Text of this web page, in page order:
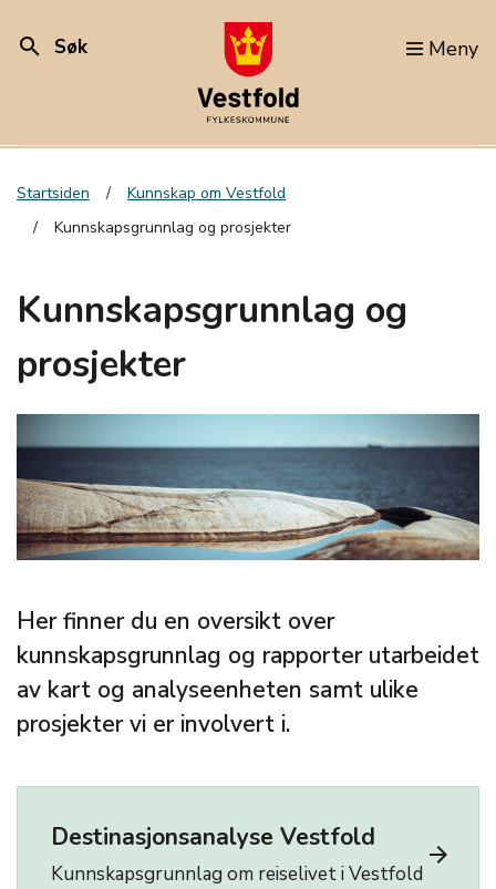
search Søk Meny
Startsiden
Kunnskap om Vestfold
Kunnskapsgrunnlag og prosjekter
Kunnskapsgrunnlag og
prosjekter
Her finner du en oversikt over
kunnskapsgrunnlag og rapporter utarbeidet
av kart og analyseenheten samt ulike
prosjekter vi er involvert i.
Destinasjonsanalyse Vestfold
Kunnskapsgrunnlag om reiselivet i Vestfold
arrow_forward